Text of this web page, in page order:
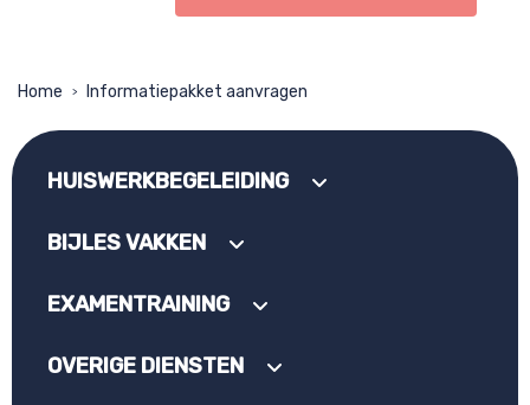
Home > Informatiepakket aanvragen
HUISWERKBEGELEIDING
BIJLES VAKKEN
EXAMENTRAINING
OVERIGE DIENSTEN